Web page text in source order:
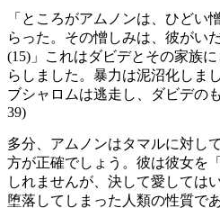
「ところがアムノンは、ひどい
らった。その憎しみは、彼がい
(15)」これはダビデとその家族
らしました。暴力は泥沼化しま
ブシャロムは逃走し、ダビデの
39)
多分、アムノンはタマルに対し
方が正確でしょう。彼は彼女を
しれませんが、決して愛しては
堕落してしまった人類の性質で